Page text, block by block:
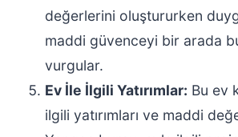
değerlerini oluştururken
maddi güvenceyi bir arada
vurgular.
Ev İle İlgili Yatırımlar: Bu ev
ilgili yatırımları ve maddi